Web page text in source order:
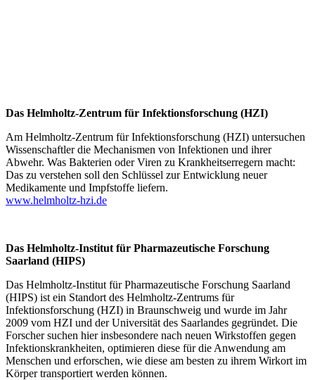
Das Helmholtz-Zentrum für Infektionsforschung (HZI)
Am Helmholtz-Zentrum für Infektionsforschung (HZI) untersuchen
Wissenschaftler die Mechanismen von Infektionen und ihrer
Abwehr. Was Bakterien oder Viren zu Krankheitserregern macht:
Das zu verstehen soll den Schlüssel zur Entwicklung neuer
Medikamente und Impfstoffe liefern.
www.helmholtz-hzi.de
Das Helmholtz-Institut für Pharmazeutische Forschung
Saarland (HIPS)
Das Helmholtz-Institut für Pharmazeutische Forschung Saarland
(HIPS) ist ein Standort des Helmholtz-Zentrums für
Infektionsforschung (HZI) in Braunschweig und wurde im Jahr
2009 vom HZI und der Universität des Saarlandes gegründet. Die
Forscher suchen hier insbesondere nach neuen Wirkstoffen gegen
Infektionskrankheiten, optimieren diese für die Anwendung am
Menschen und erforschen, wie diese am besten zu ihrem Wirkort im
Körper transportiert werden können.